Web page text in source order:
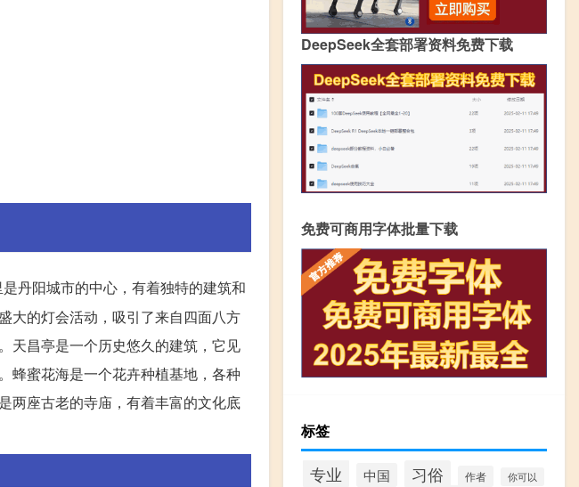
丹阳城市的中心，有着独特的建筑和
大的灯会活动，吸引了来自四面八方
天昌亭是一个历史悠久的建筑，它见
蜂蜜花海是一个花卉种植基地，各种
两座古老的寺庙，有着丰富的文化底
DeepSeek全套部署资料免费下载
免费可商用字体批量下载
标签
专业 中国 习俗 作者 你可以